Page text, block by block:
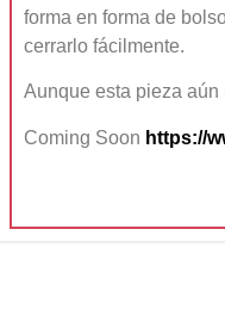
forma en forma de
cerrarlo fácilmente.
Aunque esta pieza
Coming Soon https://